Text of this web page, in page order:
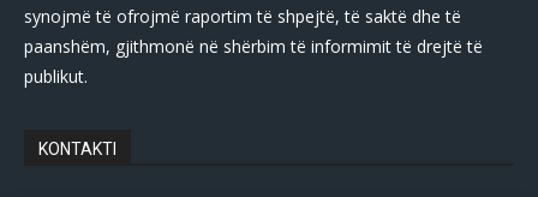
synojmë të ofrojmë raportim të shpejtë, të saktë dhe të
paanshëm, gjithmonë në shërbim të informimit të drejtë të
publikut.
KONTAKTI